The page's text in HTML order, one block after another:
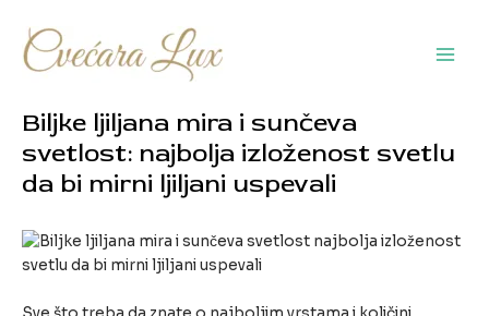
sadržaj
Biljke ljiljana mira i sunčeva
svetlost: najbolja izloženost svetlu
da bi mirni ljiljani uspevali